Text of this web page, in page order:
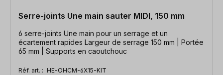
Serre-joints Une main sauter MIDI, 150 mm
6 serre-joints Une main pour un serrage et un
écartement rapides Largeur de serrage 150 mm | Portée
65 mm | Supports en caoutchouc
Réf. art. : HE-OHCM-6X15-KIT